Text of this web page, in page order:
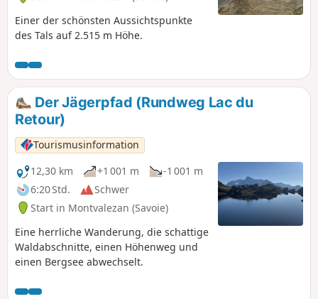
Einer der schönsten Aussichtspunkte
des Tals auf 2.515 m Höhe.
Der Jägerpfad (Rundweg Lac du
Retour)
Tourismusinformation
12,30 km
+1 001 m
-1 001 m
6:20 Std.
Schwer
Start in Montvalezan (Savoie)
Eine herrliche Wanderung, die schattige
Waldabschnitte, einen Höhenweg und
einen Bergsee abwechselt.